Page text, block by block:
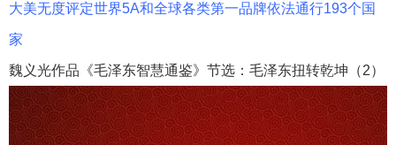
大美无度评定世界5A和全球各类第一品牌依法通行193个国
家
魏义光作品《毛泽东智慧通鉴》节选：毛泽东扭转乾坤（2）